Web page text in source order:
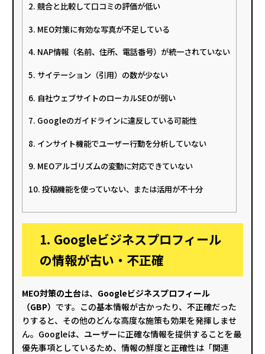
2. 競合と比較して口コミの評価が低い
3. MEO対策に有効な写真が不足している
4. NAP情報（名前、住所、電話番号）が統一されていない
5. サイテーション（引用）の数が少ない
6. 自社ウェブサイトのローカルSEOが弱い
7. Googleのガイドラインに違反している可能性
8. インサイト機能でユーザー行動を分析していない
9. MEOアルゴリズムの変動に対応できていない
10. 投稿機能を使っていない、または活用が不十分
1. Googleビジネスプロフィール
の情報が古い・不正確
MEO対策の土台は、 Googleビジネスプロフィール
（GBP） です。この基本情報が古かったり、不正確だった
りすると、その他のどんな高度な施策も効果を発揮しませ
ん。Googleは、ユーザーに正確な情報を提供することを最
優先事項としているため、情報の鮮度と正確性は「関連